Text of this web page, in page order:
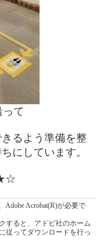
て
るよう準備を整
にしています。
Acrobat(R)が必要で
すると、アドビ社のホーム
従ってダウンロードを行っ